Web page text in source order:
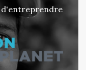
d'entreprendre